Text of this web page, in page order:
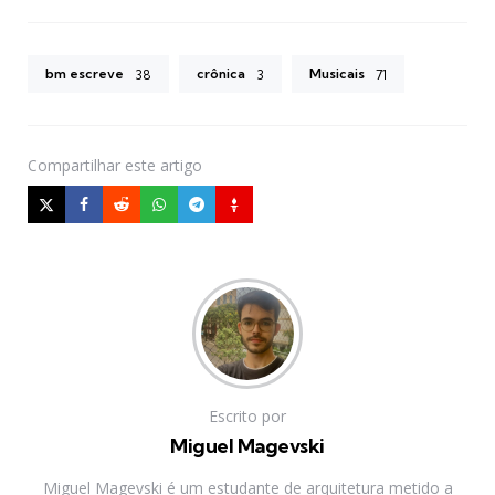
bm escreve 38 crônica 3 Musicais 71
Compartilhar este artigo
Escrito por
Miguel Magevski
Miguel Magevski é um estudante de arquitetura metido a